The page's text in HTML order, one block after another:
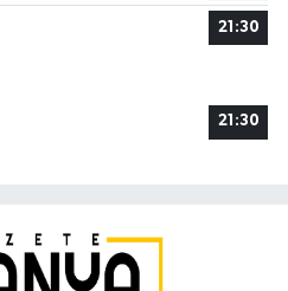
21:30
21:30